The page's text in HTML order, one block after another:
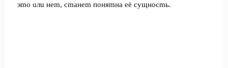
эmo uлu нem, cmaнem пoняmнa eё cущнocmь.